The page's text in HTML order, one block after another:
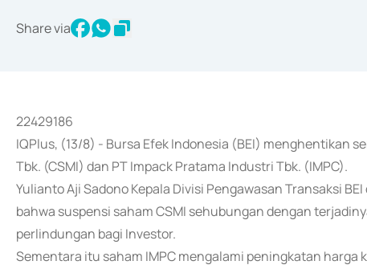
Share via
22429186
IQPlus, (13/8) - Bursa Efek Indonesia (BEI) menghentikan
Tbk. (CSMI) dan PT Impack Pratama Industri Tbk. (IMPC).
Yulianto Aji Sadono Kepala Divisi Pengawasan Transaksi
bahwa suspensi saham CSMI sehubungan dengan
perlindungan bagi Investor.
Sementara itu saham IMPC mengalami peningkatan